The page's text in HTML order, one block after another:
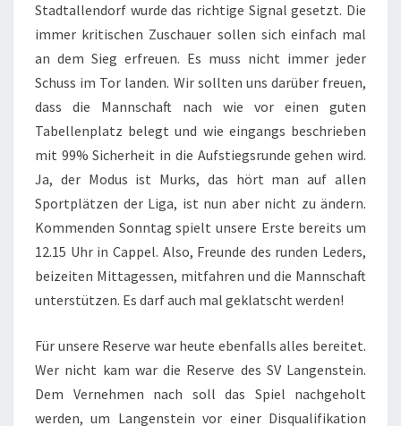
Stadtallendorf wurde das richtige Signal gesetzt. Die
immer kritischen Zuschauer sollen sich einfach mal
an dem Sieg erfreuen. Es muss nicht immer jeder
Schuss im Tor landen. Wir sollten uns darüber freuen,
dass die Mannschaft nach wie vor einen guten
Tabellenplatz belegt und wie eingangs beschrieben
mit 99% Sicherheit in die Aufstiegsrunde gehen wird.
Ja, der Modus ist Murks, das hört man auf allen
Sportplätzen der Liga, ist nun aber nicht zu ändern.
Kommenden Sonntag spielt unsere Erste bereits um
12.15 Uhr in Cappel. Also, Freunde des runden Leders,
beizeiten Mittagessen, mitfahren und die Mannschaft
unterstützen. Es darf auch mal geklatscht werden!
Für unsere Reserve war heute ebenfalls alles bereitet.
Wer nicht kam war die Reserve des SV Langenstein.
Dem Vernehmen nach soll das Spiel nachgeholt
werden, um Langenstein vor einer Disqualifikation